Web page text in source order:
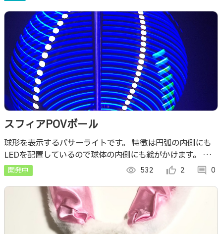
スフィアPOVボール
球形を表示するバサーライトです。 特徴は円弧の内側にも
LEDを配置しているので球体の内側にも絵がかけます。 内
側にもLEDがあることによる効果 ・描画したものが空中に
浮く感じがします。
開発中 visibility 532 thumb_up_alt 2 comment 0